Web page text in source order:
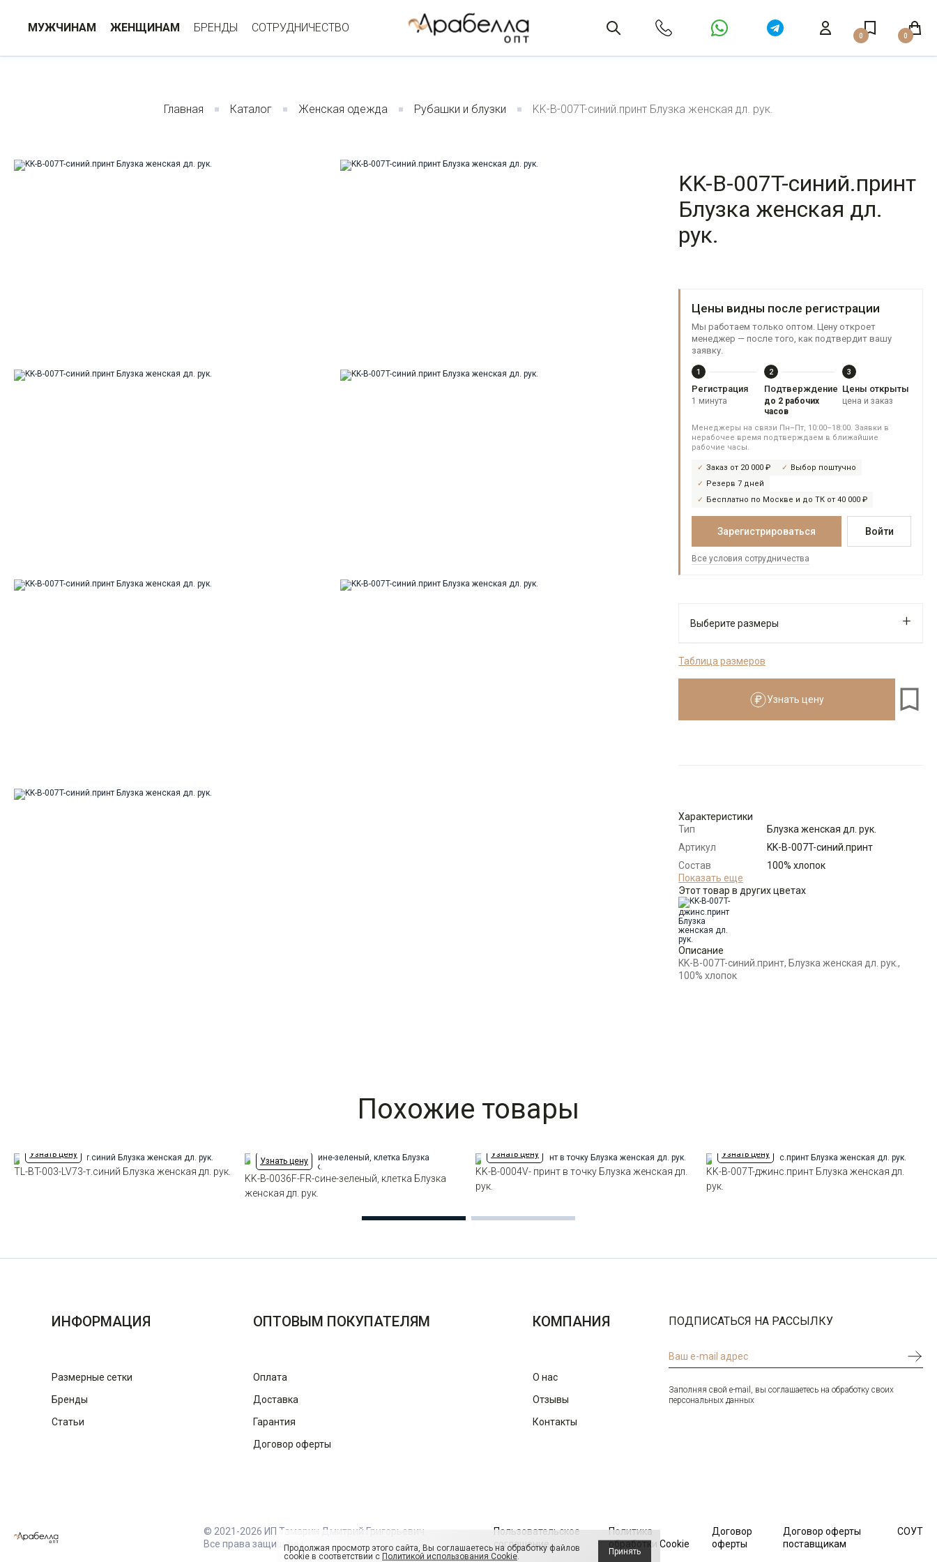
МУЖЧИНАМ ЖЕНЩИНАМ БРЕНДЫ СОТРУДНИЧЕСТВО
0 0
Главная Каталог Женская одежда Рубашки и блузки KK-B-007T-синий.принт Блузка женская дл. рук.
KK-B-007T-синий.принт
Блузка женская дл.
рук.
Цены видны после регистрации
Мы работаем только оптом. Цену откроет
менеджер — после того, как подтвердит вашу
заявку.
1
Регистрация
1 минута
2
Подтверждение
до 2 рабочих
часов
3
Цены открыты
цена и заказ
Менеджеры на связи Пн–Пт, 10:00–18:00. Заявки в
нерабочее время подтверждаем в ближайшие
рабочие часы.
Заказ от 20 000 ₽
Выбор поштучно
Резерв 7 дней
Бесплатно по Москве и до ТК от 40 000 ₽
Зарегистрироваться Войти
Все условия сотрудничества
Выберите размеры
Размеры для роста
Размер Количество Доступно
по 1 шт каждого доступного размера
Таблица размеров
Узнать цену
Характеристики
Тип
Блузка женская дл. рук.
Артикул
KK-B-007T-синий.принт
Состав
сырья
100% хлопок
Бренд
KATHARINA KROSS (Россия)
Модель
Цвет
Ворот
Манжет
прямой на 2-х пуговицах с
Показать еще
Этот товар в других цветах
Описание
KK-B-007T-синий.принт, Блузка женская дл. рук.,
100% хлопок
Похожие товары
Узнать цену
TL-BT-003-LV73-т.синий Блузка женская дл. рук.
Узнать цену
KK-B-0036F-FR-сине-зеленый, клетка Блузка
женская дл. рук.
Узнать цену
KK-B-0004V- принт в точку Блузка женская дл.
рук.
Узнать цену
KK-B-007T-джинс.принт Блузка женская дл.
рук.
ИНФОРМАЦИЯ
Размерные сетки
Бренды
Статьи
ОПТОВЫМ ПОКУПАТЕЛЯМ
Оплата
Доставка
Гарантия
Договор оферты
КОМПАНИЯ
О нас
Отзывы
Контакты
ПОДПИСАТЬСЯ НА РАССЫЛКУ
Заполняя свой e-mail, вы соглашаетесь на обработку своих
персональных данных
© 2021-2026 ИП Тамарин Дмитрий Григорьевич.
Все права защищены
Пользовательское
соглашение
Политика
обработки Cookie
Договор
оферты
Договор оферты
поставщикам
СОУТ
Продолжая просмотр этого сайта, Вы соглашаетесь на обработку файлов
cookie в соответствии с Политикой использования Cookie. Принять